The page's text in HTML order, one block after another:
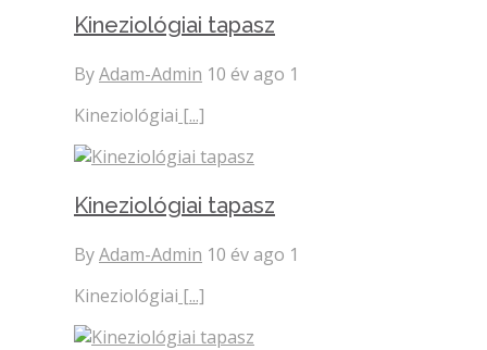
Kineziológiai tapasz
ByAdam-Admin 10 év ago 1
Kineziológiai [...]
Kineziológiai tapasz
ByAdam-Admin 10 év ago 1
Kineziológiai [...]